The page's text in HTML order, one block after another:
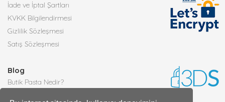
İade ve İptal Şartları
KVKK Bilgilendirmesi
Gizlilik Sözleşmesi
Satış Sözleşmesi
Blog
Butik Pasta Nedir?